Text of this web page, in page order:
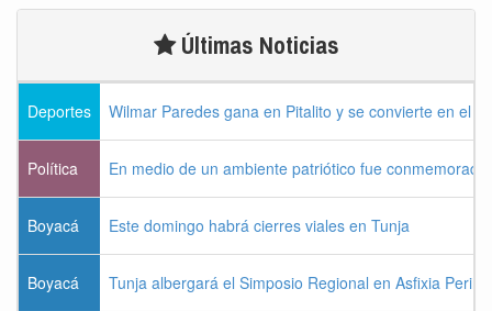
Últimas Noticias
Deportes Wilmar Paredes gana en Pitalito y se convierte en el
Política En medio de un ambiente patriótico fue
Boyacá Este domingo habrá cierres viales en Tunja
Boyacá Tunja albergará el Simposio Regional en Asfixia